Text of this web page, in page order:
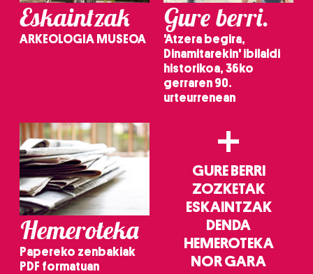
Eskaintzak
ARKEOLOGIA MUSEOA
Gure berri.
'Atzera begira,
Dinamitarekin' ibilaldi
historikoa, 36ko
gerraren 90.
urteurrenean
Hemeroteka
Papereko zenbakiak
PDF formatuan
+
GURE BERRI
ZOZKETAK
ESKAINTZAK
DENDA
HEMEROTEKA
NOR GARA